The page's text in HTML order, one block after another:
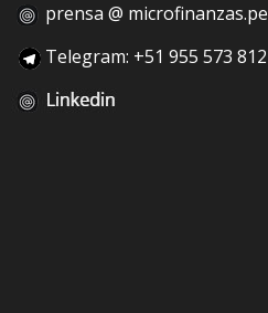
prensa @ microfinanzas.pe
Telegram: +51 955 573 812